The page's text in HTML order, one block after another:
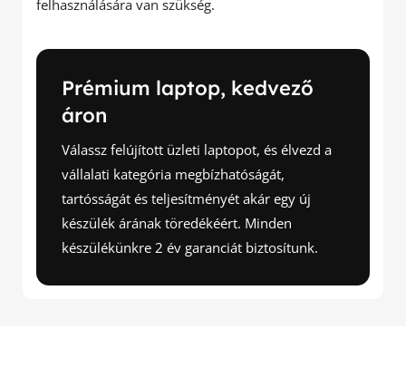
felhasználására van szükség.
Prémium laptop, kedvező
áron
Válassz felújított üzleti laptopot, és élvezd a
vállalati kategória megbízhatóságát,
tartósságát és teljesítményét akár egy új
készülék árának töredékéért. Minden
készülékünkre 2 év garanciát biztosítunk.